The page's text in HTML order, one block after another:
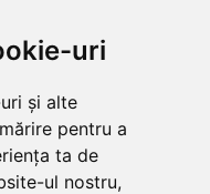
uri
și alte
pentru a
ta de
ul nostru,
snowboard
& longboard
Cruz
Skateboards